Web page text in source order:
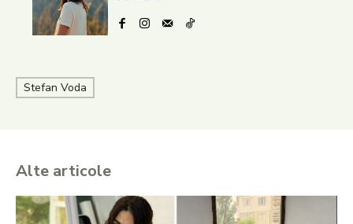
Stefan Voda
Alte articole